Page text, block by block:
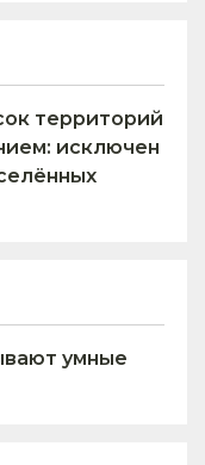
территорий
исключен
умные